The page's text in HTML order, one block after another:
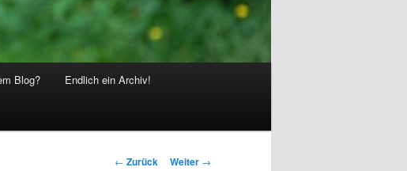
Blog? Endlich ein Archiv!
Beitrags-
← Zurück Weiter →